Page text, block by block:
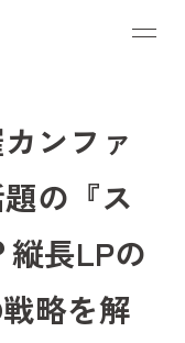
ンファ
の『ス
縦長LPの
略を解